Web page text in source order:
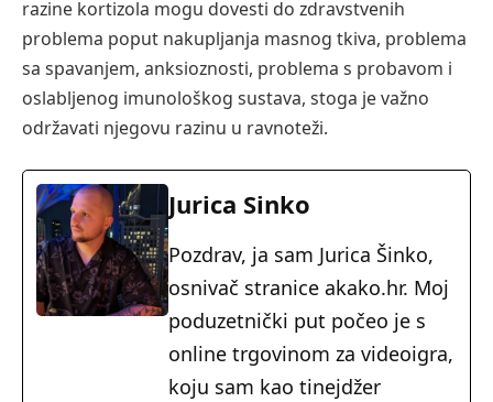
razine kortizola mogu dovesti do zdravstvenih
problema poput nakupljanja masnog tkiva, problema
sa spavanjem, anksioznosti, problema s probavom i
oslabljenog imunološkog sustava, stoga je važno
održavati njegovu razinu u ravnoteži.
Jurica Sinko
Pozdrav, ja sam Jurica Šinko,
osnivač stranice akako.hr. Moj
poduzetnički put počeo je s
online trgovinom za videoigra,
koju sam kao tinejdžer